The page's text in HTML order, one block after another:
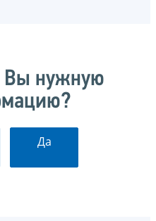
нужную
Да